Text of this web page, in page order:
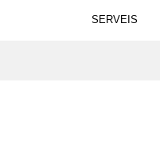
SERVEIS